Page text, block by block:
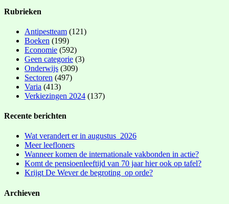
Rubrieken
Antipestteam (121)
Boeken (199)
Economie (592)
Geen categorie (3)
Onderwijs (309)
Sectoren (497)
Varia (413)
Verkiezingen 2024 (137)
Recente berichten
Wat verandert er in augustus 2026
Meer leefloners
Wanneer komen de internationale vakbonden in actie?
Komt de pensioenleeftijd van 70 jaar hier ook op tafel?
Krijgt De Wever de begroting op orde?
Archieven